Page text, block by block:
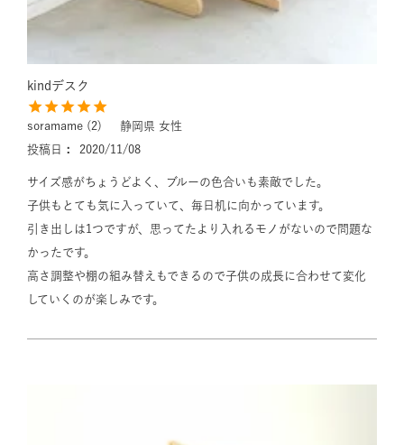
kindデスク
soramame 2 静岡県 女性
投稿日
2020/11/08
サイズ感がちょうどよく、ブルーの色合いも素敵でした。
子供もとても気に入っていて、毎日机に向かっています。
引き出しは1つですが、思ってたより入れるモノがないので問題な
かったです。
高さ調整や棚の組み替えもできるので子供の成長に合わせて変化